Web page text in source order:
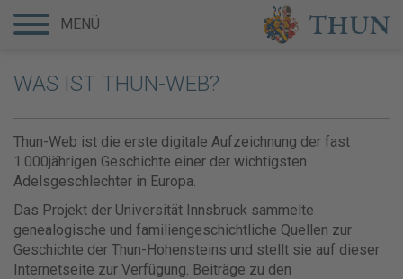
WAS IST THUN-WEB?
Thun-Web ist die erste digitale Aufzeichnung der fast
1.000jährigen Geschichte einer der wichtigsten
Adelsgeschlechter in Europa.
Das Projekt der Universität Innsbruck sammelte
genealogische und familiengeschichtliche Quellen zur
Geschichte der Thun-Hohensteins und stellt sie auf dieser
Internetseite zur Verfügung. Beiträge zu den
MENÜ